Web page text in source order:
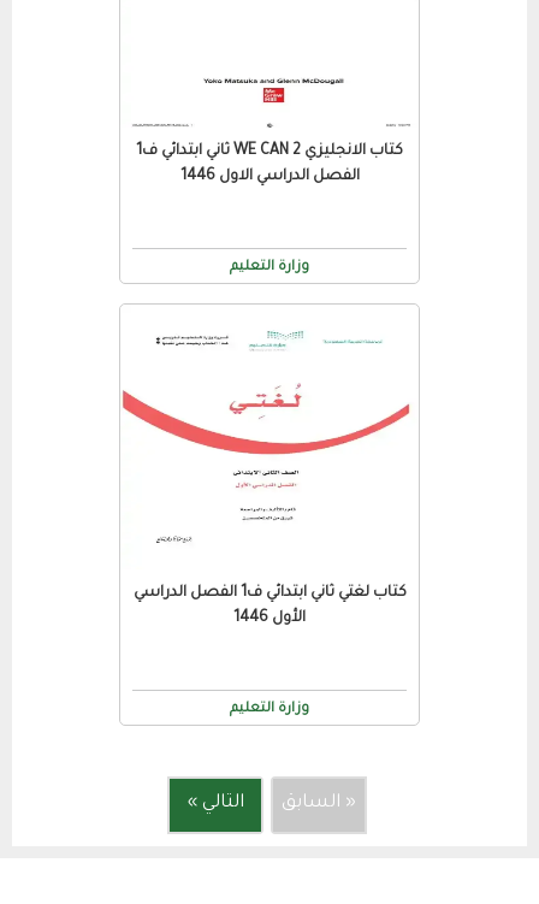
كتاب الانجليزي WE CAN 2 ثاني ابتدائي ف1
الفصل الدراسي الاول 1446
وزارة التعليم
كتاب لغتي ثاني ابتدائي ف1 الفصل الدراسي
الأول 1446
وزارة التعليم
« السابق التالي »